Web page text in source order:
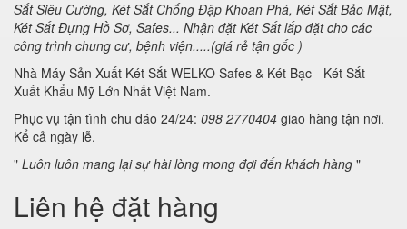
Sắt Siêu Cường, Két Sắt Chống Đập Khoan Phá, Két Sắt Bảo Mật,
Két Sắt Đựng Hồ Sơ, Safes... Nhận đặt Két Sắt lắp đặt cho các
công trình chung cư, bệnh viện.....(giá rẻ tận gốc )
Nhà Máy Sản Xuất Két Sắt WELKO Safes & Két Bạc - Két Sắt
Xuất Khẩu Mỹ Lớn Nhất Việt Nam.
Phục vụ tận tình chu đáo 24/24: 098 2770404 giao hàng tận nơi.
Kể cả ngày lễ.
" Luôn luôn mang lại sự hài lòng mong đợi đến khách hàng "
Liên hệ đặt hàng